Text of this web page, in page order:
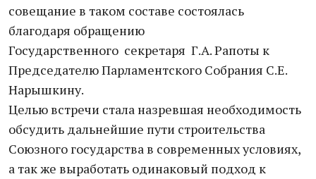
совещание в таком составе состоялась
благодаря обращению
Государственного секретаря Г.А. Рапоты к
Председателю Парламентского Собрания С.Е.
Нарышкину.
Целью встречи стала назревшая необходимость
обсудить дальнейшие пути строительства
Союзного государства в современных условиях,
а так же выработать одинаковый подход к